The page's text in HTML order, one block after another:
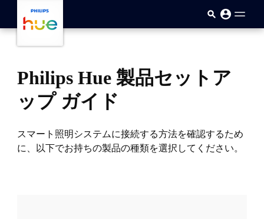
Philips Hue 製品セットア
ップ ガイド
スマート照明システムに接続する方法を確認するため
に、以下でお持ちの製品の種類を選択してください。